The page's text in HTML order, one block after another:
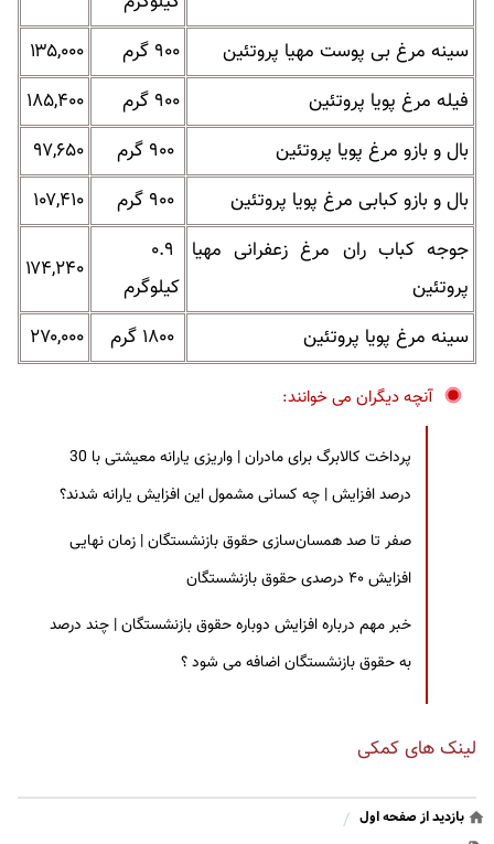
سینه مرغ بی پوست مهیا پروتئین
۹۰۰ گرم
۱۳۵,۰۰۰
فیله مرغ پویا پروتئین
۹۰۰ گرم
۱۸۵,۴۰۰
بال و بازو مرغ پویا پروتئین
۹۷,۶۵۰
بال و بازو کبابی مرغ پویا پروتئین
۱۰۷,۴۱۰
جوجه کباب ران مرغ زعفرانی مهیا
پروتئین
۰.۹
کیلوگرم
۱۷۴,۲۴۰
سینه مرغ پویا پروتئین ۲۷۰,۰۰۰
آنچه دیگران می خوانند:
پرداخت کالابرگ برای مادران | واریزی یارانه معیشتی با 30
درصد افزایش | چه کسانی مشمول این افزایش یارانه شدند؟
صفر تا صد همسان‌سازی حقوق بازنشستگان | زمان نهایی
افزایش ۴۰ درصدی حقوق بازنشستگان
خبر مهم درباره افزایش دوباره حقوق بازنشستگان | چند درصد
به حقوق بازنشستگان اضافه می شود ؟
لینک های کمکی
بازدید از صفحه اول /